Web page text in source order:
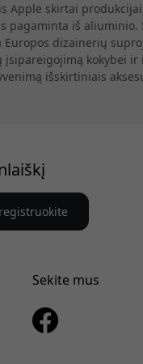
skirtai produkcijai
iš
dizainerių
kokybei ir
išskirtiniais
Sekite mus